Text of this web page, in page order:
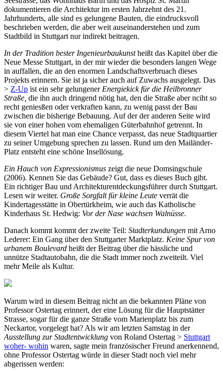
dokumentieren die Architektur im ersten Jahrzehnt des 21.
Jahrhunderts, alle sind es gelungene Bauten, die eindrucksvoll
beschrieben werden, die aber weit auseinanderstehen und zum
Stadtbild in Stuttgart nur indirekt beitragen.
In der Tradition bester Ingenieurbaukunstheißt das Kapitel über die
Neue Messe Stuttgart, in der mir wieder die besonders langen Wege
in auffallen, die an den enormen Landschaftsverbruach dieses
Projekts erinnern. Sie ist ja sicher auch auf Zuwachs ausgelegt. Das
> Z-Up ist ein sehr gelungener Energiekick für die Heilbronner
Straße, die ihn auch dringend nötig hat, den die Straße aber nciht so
recht geniesßen oder verkraften kann, zu wenig passt der Bau
zwischen die bisherige Bebauung. Auf der der anderen Seite wird
sie von einer hohen vom ehemaligen Güterbahnhof getrennt. In
diesem Viertel hat man eine Chance verpasst, das neue Stadtquartier
zu seiner Umgebung sprechen zu lassen. Rund um den Mailänder-
Platz entsteht eine schöne Insellösung.
Ein Hauch von Expressionismus zeigt die neue Domsingschule
(2006). Kennen Sie das Gebäude? Gut, dass es dieses Buch gibt.
Ein richtiger Bau und Architekturentdeckungsführer durch Stuttgart.
Lesen wir weiter. Große Sorgfalt für kleine Leute verrät die
Kindertagesstätte in Obertürkheim, wie auch das Katholische
Kinderhaus St. Hedwig: Vor der Nase wachsen Walnüsse.
Danach kommt kommt der zweite Teil: Stadterkundungen mit Arno
Lederer: Ein Gang über den Stuttgarter Marktplatz. Keine Spur von
urbanem Boulevard heißt der Beitrag über die hässliche und
unnütze Stadtautobahn, die die Stadt immer noch zweiteilt. Viel
mehr Meile als Kultur.
Warum wird in diesem Beitrag nicht an die bekannten Pläne von
Professor Ostertag erinnert, der eine Lösung für die Hauptstätter
Strasse, sogar für die ganze Straße vom Marienplatz bis zum
Neckartor, vorgelegt hat? Als wir am letzten Samstag in der
Ausstellung zur Stadtentwicklung von Roland Ostertag > Stuttgart
woher- wohin waren, sagte mein französischer Freund anerkennend,
ohne Professor Ostertag würde in dieser Stadt noch viel mehr
abgerissen werden: